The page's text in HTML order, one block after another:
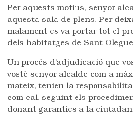
Per aquests motius, senyor
aquesta sala de plens. Per
malament es va portar tot el
dels habitatges de Sant
Un procés d’adjudicació que
vostè senyor alcalde com a
mateix, tenien la
com cal, seguint els
donant garanties a la